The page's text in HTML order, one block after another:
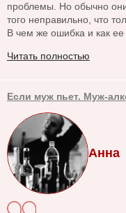
проблемы. Но обычно
того неправильно, что
В чем же ошибка и как ее
Читать полностью
Если муж пьет. Муж-
Анна